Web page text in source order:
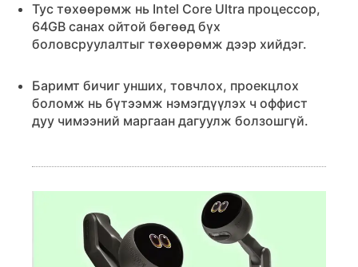
Тус төхөөрөмж нь Intel Core Ultra процессор,
64GB санах ойтой бөгөөд бүх
боловсруулалтыг төхөөрөмж дээр хийдэг.
Баримт бичиг унших, товчлох, проекцлох
боломж нь бүтээмж нэмэгдүүлэх ч оффист
дуу чимээний маргаан дагуулж болзошгүй.